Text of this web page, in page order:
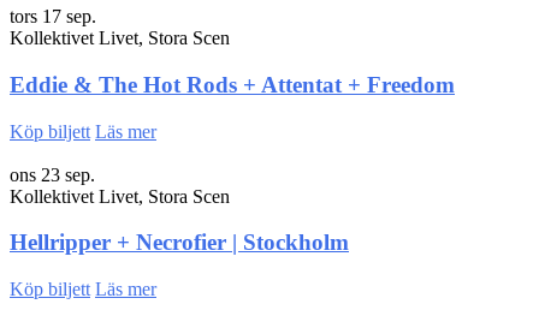
tors 17 sep.
Kollektivet Livet, Stora Scen
Eddie & The Hot Rods + Attentat + Freedom
Köp biljett Läs mer
ons 23 sep.
Kollektivet Livet, Stora Scen
Hellripper + Necrofier | Stockholm
Köp biljett Läs mer